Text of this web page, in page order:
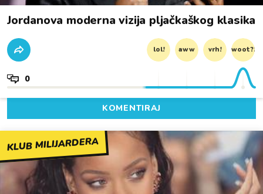
Jordanova moderna vizija pljačkaškog klasika
lol! aww vrh! woot?!
0
KOMENTIRAJ
KLUB MILIJARDERA